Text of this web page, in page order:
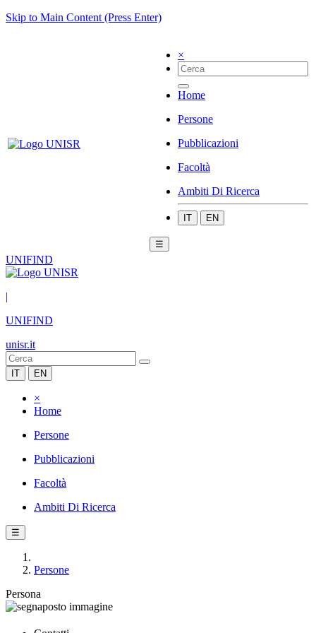
Skip to Main Content (Press Enter)
×
Home
Persone
Pubblicazioni
Facoltà
Ambiti Di Ricerca
IT EN
☰
UNIFIND
|
UNIFIND
unisr.it
IT EN
×
Home
Persone
Pubblicazioni
Facoltà
Ambiti Di Ricerca
☰
Persone
Persona